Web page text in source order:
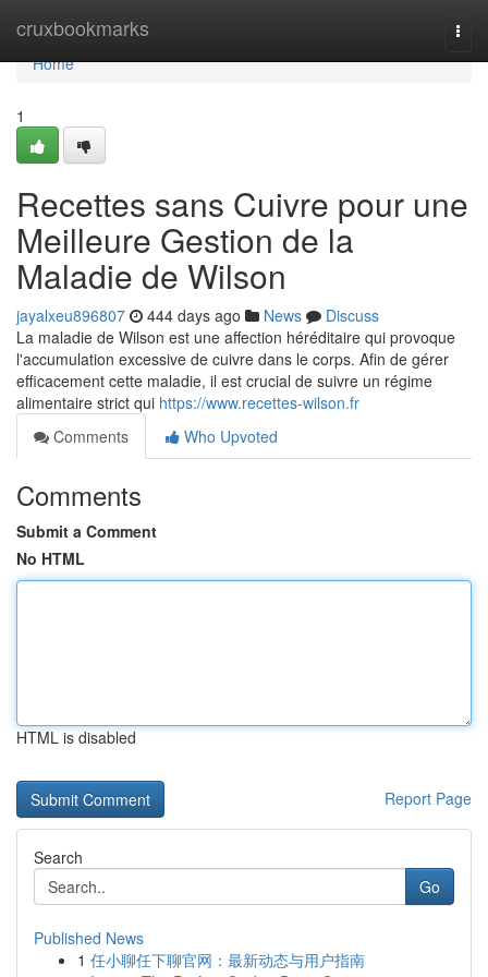
cruxbookmarks
Home
Home
1
Recettes sans Cuivre pour une
Meilleure Gestion de la
Maladie de Wilson
jayalxeu896807 444 days ago News
Discuss
La maladie de Wilson est une affection héréditaire qui provoque
l'accumulation excessive de cuivre dans le corps. Afin de gérer
efficacement cette maladie, il est crucial de suivre un régime
alimentaire strict qui https://www.recettes-wilson.fr
Comments
Who Upvoted
Comments
Submit a Comment
No HTML
HTML is disabled
Report Page
Search
Go
Published News
1 任小聊任下聊官网：最新动态与用户指南